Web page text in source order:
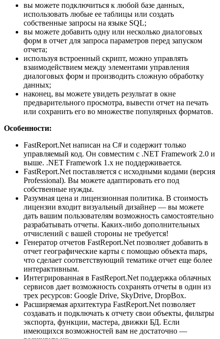
вы можете подключиться к любой базе данных,
использовать любые ее таблицы или создать
собственные запросы на языке SQL;
вы можете добавить одну или несколько диалоговых
форм в отчет для запроса параметров перед запуском
отчета;
используя встроенный скрипт, можно управлять
взаимодействием между элементами управления
диалоговых форм и производить сложную обработку
данных;
наконец, вы можете увидеть результат в окне
предварительного просмотра, вывести отчет на печать
или сохранить его во множестве популярных форматов.
Особенности:
FastReport.Net написан на C# и содержит только
управляемый код. Он совместим с .NET Framework 2.0 и
выше. .NET Framework 1.x не поддерживается.
FastReport.Net поставляется с исходными кодами (версия
Professional). Вы можете адаптировать его под
собственные нужды.
Разумная цена и лицензионная политика. В стоимость
лицензии входит визуальный дизайнер — вы можете
дать вашим пользователям возможность самостоятельно
разрабатывать отчеты. Каких-либо дополнительных
отчислений с вашей стороны не требуется!
Генератор отчетов FastReport.Net позволяет добавить в
отчет географические карты с помощью объекта maps,
что сделает соответствующий тематике отчет еще более
интерактивным.
Интегрированная в FastReport.Net поддержка облачных
сервисов дает возможность сохранять отчеты в один из
трех ресурсов: Google Drive, SkyDrive, DropBox.
Расширяемая архитектура FastReport.Net позволяет
создавать и подключать к отчету свои объекты, фильтры
экспорта, функции, мастера, движки БД. Если
имеющихся возможностей вам не достаточно —